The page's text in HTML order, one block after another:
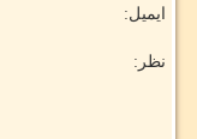
ایمیل:
نظر: